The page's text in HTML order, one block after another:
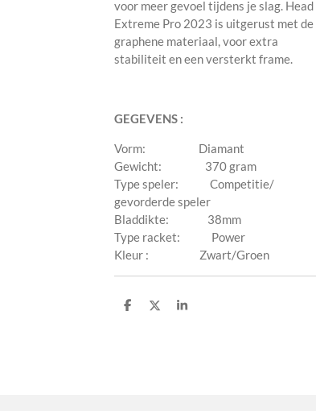
voor meer gevoel tijdens je slag. Head
Extreme Pro 2023 is uitgerust met de
graphene materiaal, voor extra
stabiliteit en een versterkt frame.
GEGEVENS :
Vorm: Diamant
Gewicht: 370 gram
Type speler: Competitie/
gevorderde speler
Bladdikte: 38mm
Type racket: Power
Kleur : Zwart/Groen
P
P
P